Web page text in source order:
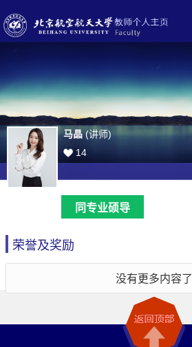
马晶(讲师)
14
同专业硕导
荣誉及奖励
没有更多内容了